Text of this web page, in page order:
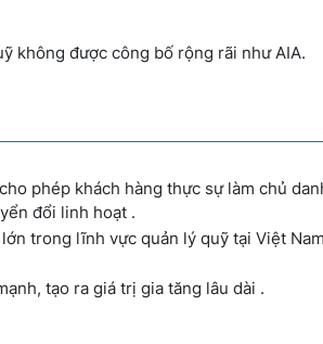
không được công bố rộng rãi như AIA.
phép khách hàng thực sự làm chủ
đổi linh hoạt .
trong lĩnh vực quản lý quỹ tại Việt
tạo ra giá trị gia tăng lâu dài .